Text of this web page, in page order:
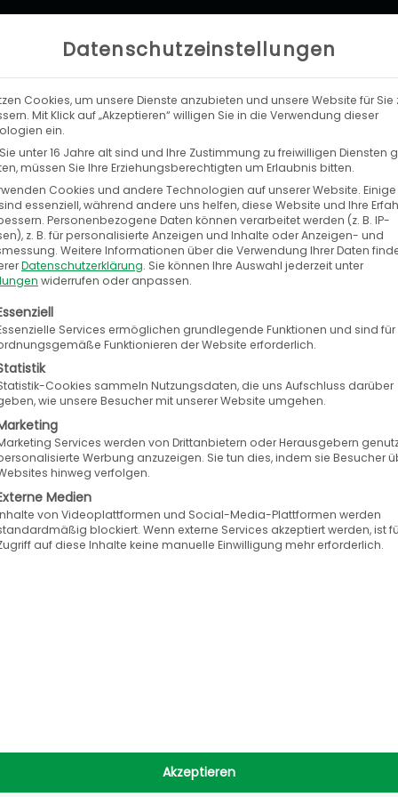
LEISTUNGEN UNTERNEHMEN
im Bereich Automotive Business
und Lösungen für die Autobranche
Schwacke aktuelle, zuverlässige und
von Schwacke sind in Zeiten, in denen
bietet maßgeschneiderte und
der Schadenkalkulation bis hin zur
Daten und innovative Business-Lösungen.
Datenschutzeinstellungen
Cookies, um unsere Dienste anzubieten und unsere Website für Sie
Mit Klick auf „Akzeptieren“ willigen Sie in die Verwendung dieser
ein.
unter 16 Jahre alt sind und Ihre Zustimmung zu freiwilligen Diensten
müssen Sie Ihre Erziehungsberechtigten um Erlaubnis bitten.
Cookies und andere Technologien auf unserer Website.
essenziell, während andere uns helfen, diese Website und Ihre
Personenbezogene Daten können verarbeitet werden (z. B. IP-
z. B. für personalisierte Anzeigen und Inhalte oder Anzeigen- und
Weitere Informationen über die Verwendung Ihrer Daten
Datenschutzerklärung. Sie können Ihre Auswahl jederzeit unter
widerrufen oder anpassen.
eine Liste der Service-Gruppen, für die eine
Services ermöglichen grundlegende Funktionen und sind
Funktionieren der Website erforderlich.
Cookies sammeln Nutzungsdaten, die uns Aufschluss darüber
wie unsere Besucher mit unserer Website umgehen.
Services werden von Drittanbietern oder Herausgebern
Werbung anzuzeigen. Sie tun dies, indem sie Besucher
hinweg verfolgen.
Medien
von Videoplattformen und Social-Media-Plattformen werden
blockiert. Wenn externe Services akzeptiert werden, ist
auf diese Inhalte keine manuelle Einwilligung mehr erforderlich.
Akzeptieren